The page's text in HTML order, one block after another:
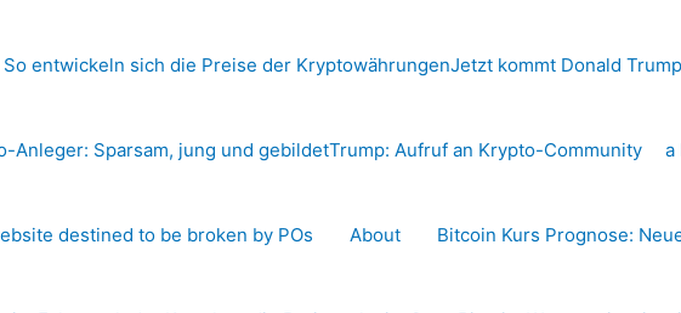
So entwickeln sich die Preise der KryptowährungenJetzt kommt Donald
Anleger: Sparsam, jung und gebildetTrump: Aufruf an Krypto-Community a
destined to be broken by POs About Bitcoin Kurs Prognose: